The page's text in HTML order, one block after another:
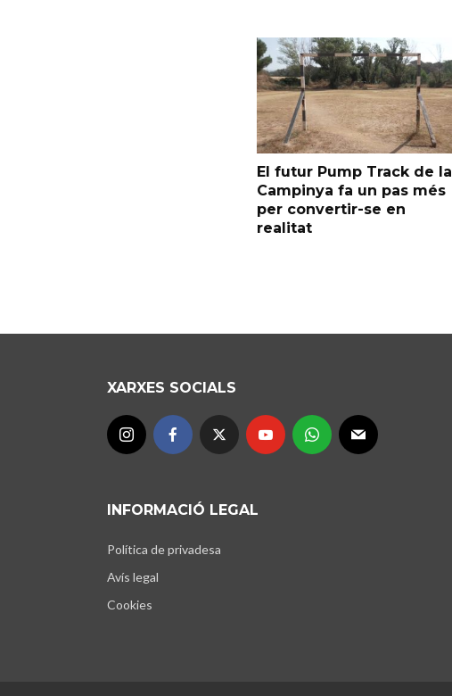
El futur Pump Track de la
Campinya fa un pas més
per convertir-se en
realitat
XARXES SOCIALS
INFORMACIÓ LEGAL
Política de privadesa
Avís legal
Cookies